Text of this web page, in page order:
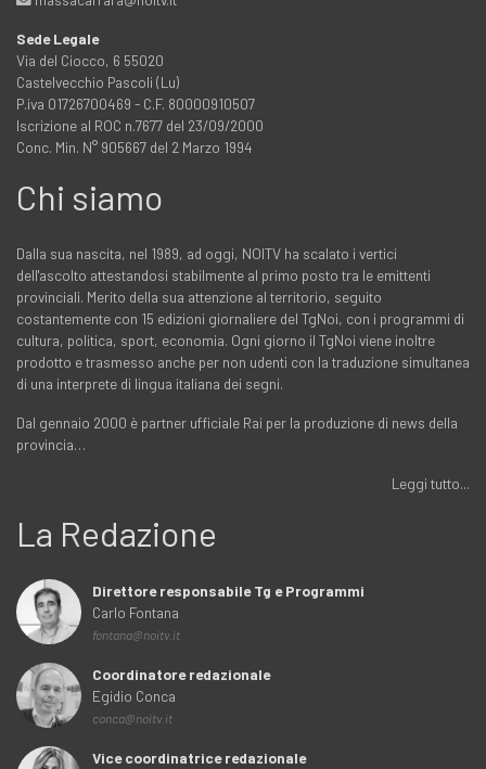
Sede Legale
Via del Ciocco, 6 55020
Castelvecchio Pascoli (Lu)
P.iva 01726700469 - C.F. 80000910507
Iscrizione al ROC n.7677 del 23/09/2000
Conc. Min. N° 905667 del 2 Marzo 1994
Chi siamo
Dalla sua nascita, nel 1989, ad oggi, NOITV ha scalato i vertici
dell'ascolto attestandosi stabilmente al primo posto tra le emittenti
provinciali. Merito della sua attenzione al territorio, seguito
costantemente con 15 edizioni giornaliere del TgNoi, con i programmi di
cultura, politica, sport, economia. Ogni giorno il TgNoi viene inoltre
prodotto e trasmesso anche per non udenti con la traduzione simultanea
di una interprete di lingua italiana dei segni.
Dal gennaio 2000 è partner ufficiale Rai per la produzione di news della
provincia…
Leggi tutto...
La Redazione
Direttore responsabile Tg e Programmi
Carlo Fontana
fontana@noitv.it
Coordinatore redazionale
Egidio Conca
conca@noitv.it
Vice coordinatrice redazionale